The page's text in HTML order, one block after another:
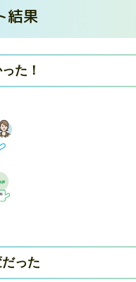
結果
た！
った